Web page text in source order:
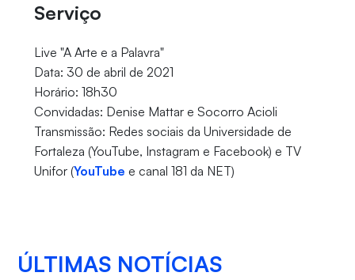
Serviço
Live "A Arte e a Palavra"
Data: 30 de abril de 2021
Horário: 18h30
Convidadas: Denise Mattar e Socorro Acioli
Transmissão: Redes sociais da Universidade de
Fortaleza (YouTube, Instagram e Facebook) e TV
Unifor (YouTube e canal 181 da NET)
ÚLTIMAS NOTÍCIAS